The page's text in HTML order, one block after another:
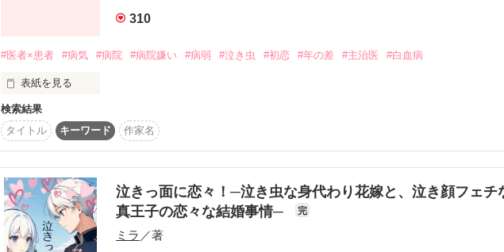
動画あり
作品を読む
310
#医者×患者 #病気 #病院 #病院嫌い #病弱 #泣き虫 #初恋 #年の差 #主治医 #白血病
表紙を見る
高橋 結愛 16歳
喘息を持ちで少し体が弱い
病院が大嫌い。
「体も心も弱くて、ごめんね  」
原田 蓮。27歳
検索結果
タイトル
キーワード 作家名
泣きっ面に恋々！─泣き虫な身代わり花嫁と、泣き顔フェチ
真王子の恋々な結婚事情─
完
ミラ ／著